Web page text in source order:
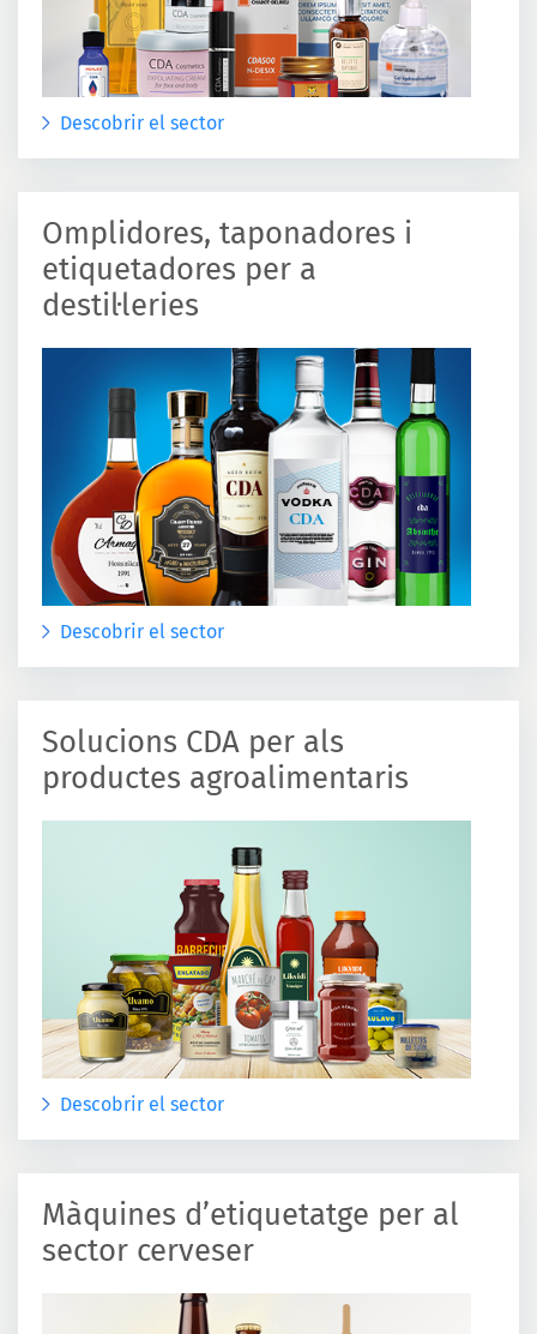
Descobrir el sector
Omplidores, taponadores i
etiquetadores per a
destil·leries
Descobrir el sector
Solucions CDA per als
productes agroalimentaris
Descobrir el sector
Màquines d’etiquetatge per al
sector cerveser